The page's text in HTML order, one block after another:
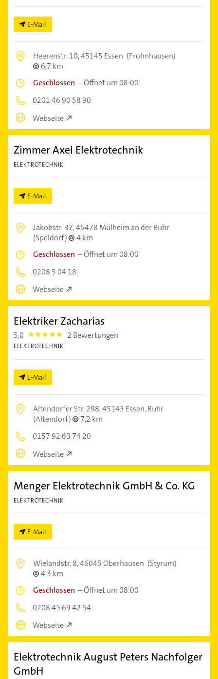
E-Mail
Heerenstr. 10,45145 Essen (Frohnhausen)
6,7 km
Geschlossen –Öffnet um 08:00
0201 46 90 58 90
Webseite
Zimmer Axel Elektrotechnik
ELEKTROTECHNIK
E-Mail
Jakobstr. 37,45478 Mülheim an der Ruhr
(Speldorf)
4 km
Geschlossen –Öffnet um 08:00
0208 5 04 18
Webseite
Elektriker Zacharias
5,0 5.0 2 Bewertungen
ELEKTROTECHNIK
E-Mail
Altendorfer Str. 298,45143 Essen, Ruhr
(Altendorf)
7,2 km
0157 92 63 74 20
Webseite
Menger Elektrotechnik GmbH & Co. KG
ELEKTROTECHNIK
E-Mail
Wielandstr. 8,46045 Oberhausen (Styrum)
4,3 km
Geschlossen –Öffnet um 08:00
0208 45 69 42 54
Webseite
Elektrotechnik August Peters Nachfolger
GmbH